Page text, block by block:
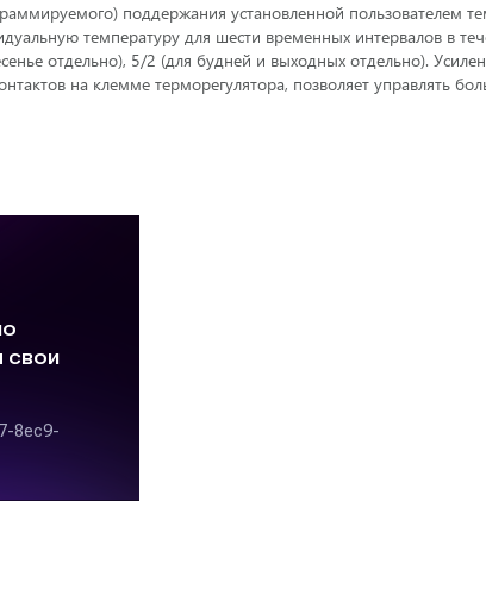
поддержания установленной пользователем
температуру для шести временных интервалов в
отдельно), 5/2 (для будней и выходных отдельно).
на клемме терморегулятора, позволяет управлять